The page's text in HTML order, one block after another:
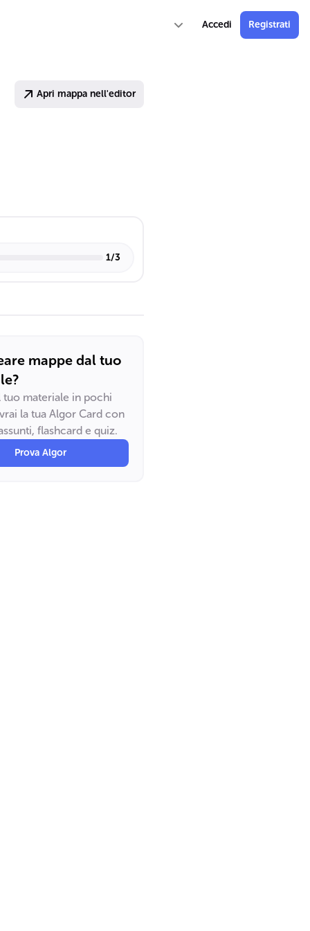
Accedi Registrati
Apri mappa nell'editor
1/3
mappe dal tuo
tuo materiale in pochi
la tua Algor Card con
flashcard e quiz.
Prova Algor